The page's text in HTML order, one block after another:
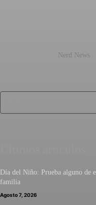
Nerd News
Día del Niño: Prueba alguno de
familia
Agosto 7, 2026